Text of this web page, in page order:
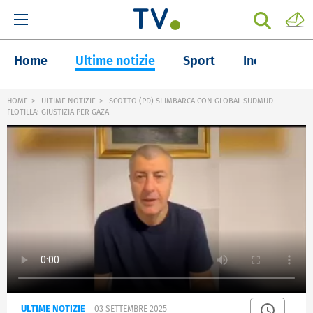
Home Ultime notizie Sport Inchieste
HOME ULTIME NOTIZIE
SCOTTO (PD) SI IMBARCA CON GLOBAL SUDMUD
FLOTILLA: GIUSTIZIA PER GAZA
ULTIME NOTIZIE 03 SETTEMBRE 2025